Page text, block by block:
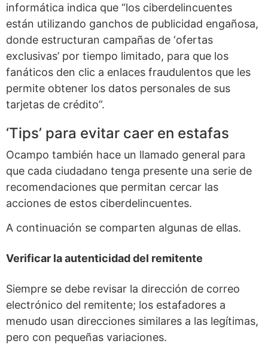
informática indica que “los ciberdelincuentes
están utilizando ganchos de publicidad engañosa,
donde estructuran campañas de ‘ofertas
exclusivas’ por tiempo limitado, para que los
fanáticos den clic a enlaces fraudulentos que les
permite obtener los datos personales de sus
tarjetas de crédito”.
‘Tips’ para evitar caer en estafas
Ocampo también hace un llamado general para
que cada ciudadano tenga presente una serie de
recomendaciones que permitan cercar las
acciones de estos ciberdelincuentes.
A continuación se comparten algunas de ellas.
Verificar la autenticidad del remitente
Siempre se debe revisar la dirección de correo
electrónico del remitente; los estafadores a
menudo usan direcciones similares a las legítimas,
pero con pequeñas variaciones.